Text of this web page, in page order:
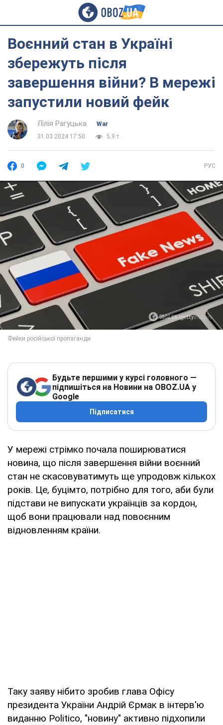
Воєнний стан в Україні
збережуть після
завершення війни? В мережі
запустили новий фейк
Лілія Рагуцька
War
31.03.2024 17:50
5,9 т.
0 РУС
Будьте першими у курсі головного —
підпишіться на Новини на OBOZ.UA у
Google
Підписатися
У мережі стрімко почала поширюватися
новина, що після завершення війни воєнний
стан не скасовуватимуть ще упродовж кількох
років. Це, буцімто, потрібно для того, аби були
підстави не випускати українців за кордон,
щоб вони працювали над повоєнним
відновленням країни.
Таку заяву нібито зробив глава Офісу
президента України Андрій Єрмак в інтерв'ю
виданню Politico, "новину" активно підхопили